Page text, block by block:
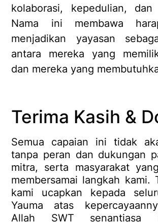
kolaborasi, kepedulian,
Nama ini membawa
menjadikan yayasan
antara mereka yang
dan mereka yang
Terima Kasih &
Semua capaian ini tidak
tanpa peran dan dukungan
mitra, serta masyarakat
membersamai langkah kami.
kami ucapkan kepada
Yauma atas
Allah SWT senantiasa